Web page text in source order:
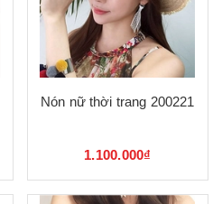
Nón nữ thời trang 200221
1.100.000₫